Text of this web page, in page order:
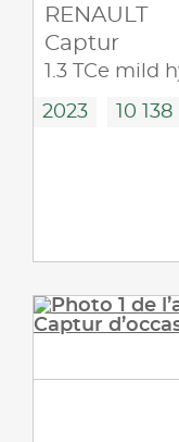
RENAULT
Captur
1.3 TCe mild
2023 10